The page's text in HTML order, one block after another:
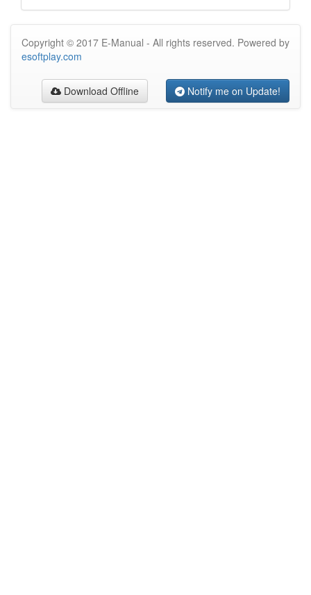
Copyright © 2017 E-Manual - All rights reserved. Powered by
esoftplay.com
Notify me on Update!
Download Offline